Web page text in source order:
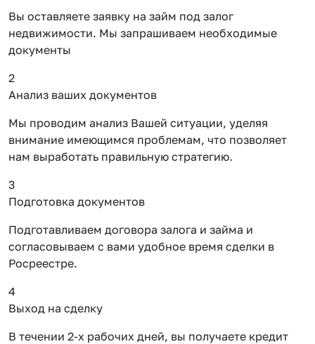
Вы оставляете заявку на займ под залог
недвижимости. Мы запрашиваем необходимые
документы
2
Анализ ваших документов
Мы проводим анализ Вашей ситуации, уделяя
внимание имеющимся проблемам, что позволяет
нам выработать правильную стратегию.
3
Подготовка документов
Подготавливаем договора залога и займа и
согласовываем с вами удобное время сделки в
Росреестре.
4
Выход на сделку
В течении 2-х рабочих дней, вы получаете кредит